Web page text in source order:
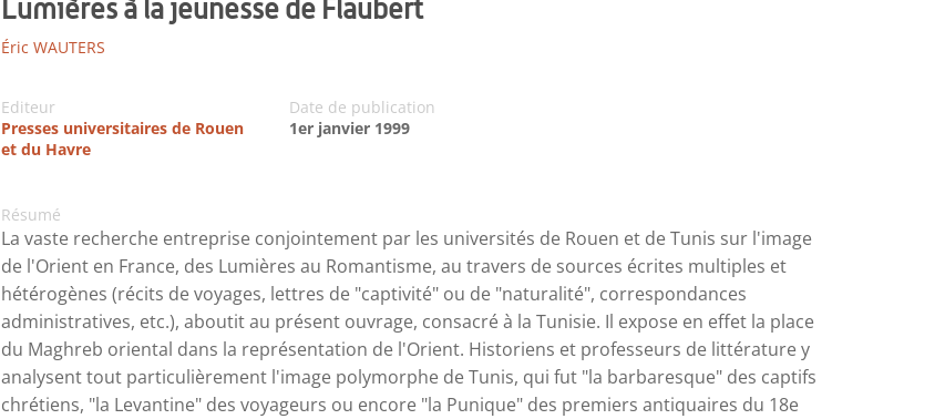
Lumières à la jeunesse de Flaubert
Éric WAUTERS
Editeur
Presses universitaires de Rouen
et du Havre
Date de publication
1er janvier 1999
Résumé
La vaste recherche entreprise conjointement par les universités de Rouen et de Tunis sur l'image
de l'Orient en France, des Lumières au Romantisme, au travers de sources écrites multiples et
hétérogènes (récits de voyages, lettres de "captivité" ou de "naturalité", correspondances
administratives, etc.), aboutit au présent ouvrage, consacré à la Tunisie. Il expose en effet la place
du Maghreb oriental dans la représentation de l'Orient. Historiens et professeurs de littérature y
analysent tout particulièrement l'image polymorphe de Tunis, qui fut "la barbaresque" des captifs
chrétiens, "la Levantine" des voyageurs ou encore "la Punique" des premiers antiquaires du 18e